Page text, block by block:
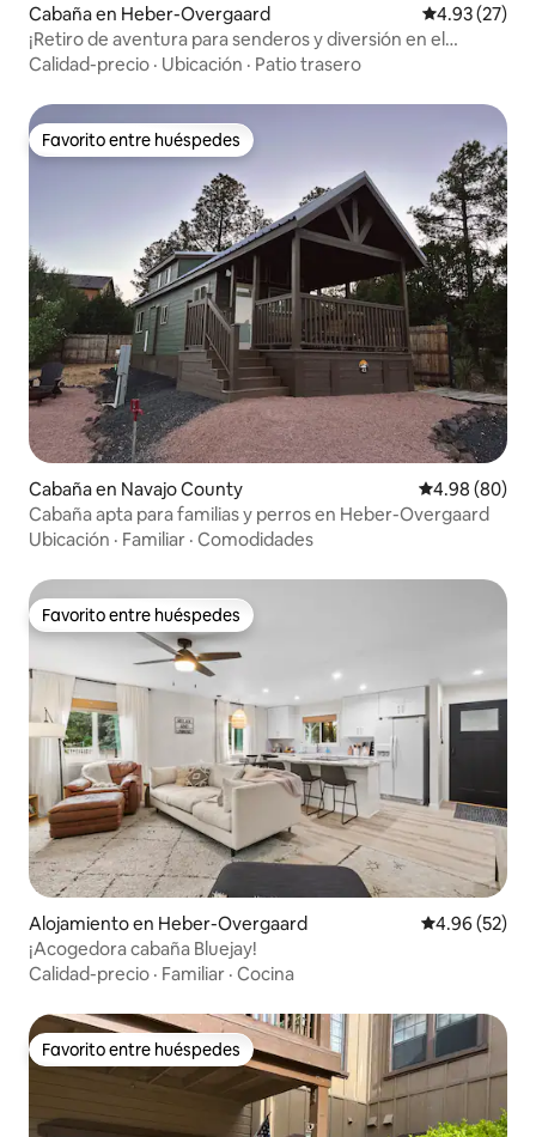
Cabaña en Heber-Overgaard Calificación
4.93 (27)
¡Retiro de aventura para senderos y diversión en el
bosque!
Calidad-precio · Ubicación · Patio trasero
Favorito entre huéspedes
Favorito entre huéspedes
Cabaña en Navajo County Calificación
4.98 (80)
Cabaña apta para familias y perros en Heber-Overgaard
Ubicación · Familiar · Comodidades
Favorito entre huéspedes
Favorito entre huéspedes
Alojamiento en Heber-Overgaard Calificación
4.96 (52)
¡Acogedora cabaña Bluejay!
Calidad-precio · Familiar · Cocina
Favorito entre huéspedes
Favorito entre huéspedes